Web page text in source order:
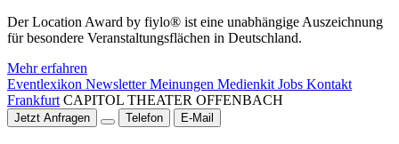
Der Location Award by fiylo® ist eine unabhängige Auszeichnung
für besondere Veranstaltungsflächen in Deutschland.
Mehr erfahren
Eventlexikon NewsletterMeinungen Medienkit Jobs Kontakt
Frankfurt CAPITOL THEATER OFFENBACH
Jetzt Anfragen Telefon E-Mail